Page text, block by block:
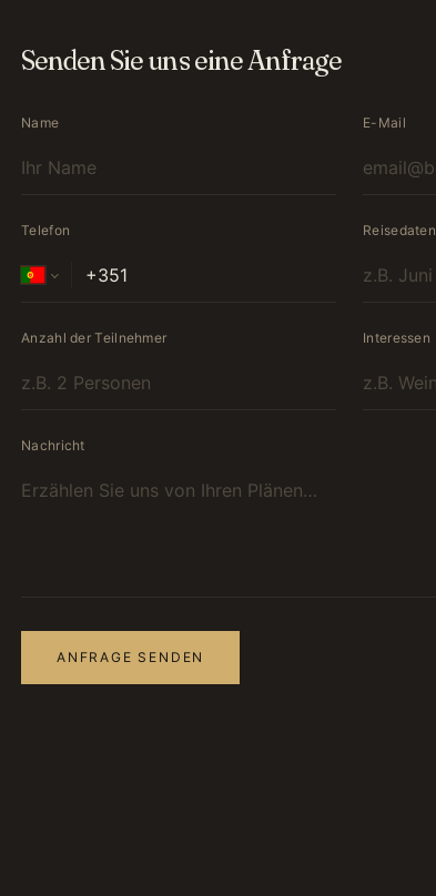
Senden Sie uns eine Anfrage
Name E-Mail
Telefon Reisedaten
Anzahl der Teilnehmer Interessen
Nachricht
ANFRAGE SENDEN